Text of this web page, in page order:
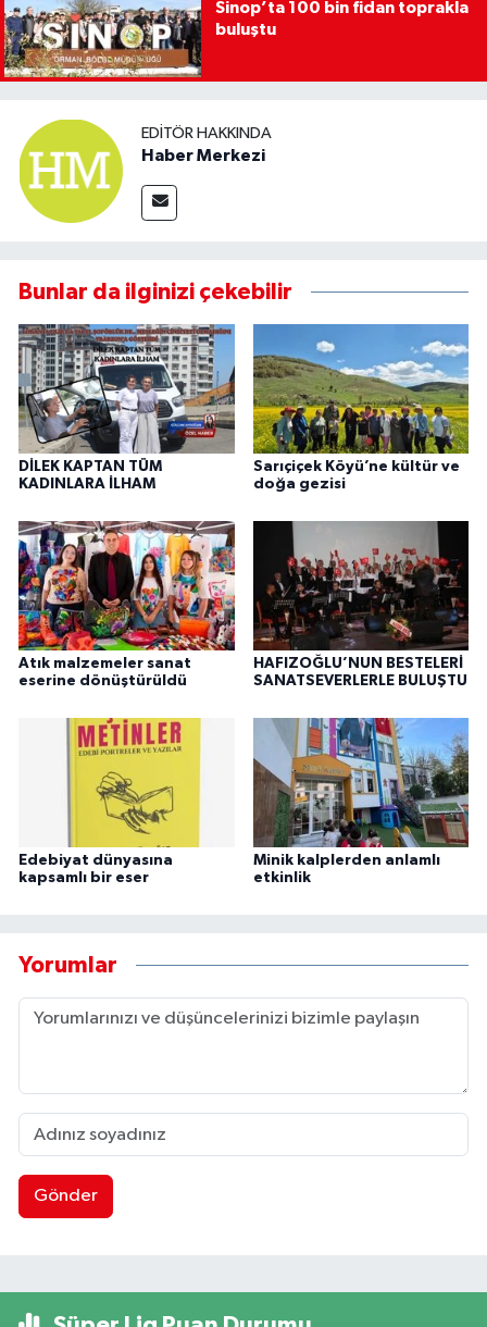
Sinop’ta 100 bin fidan toprakla
buluştu
EDITÖR HAKKINDA
Haber Merkezi
Bunlar da ilginizi çekebilir
DİLEK KAPTAN TÜM
KADINLARA İLHAM
Sarıçiçek Köyü’ne kültür ve
doğa gezisi
Atık malzemeler sanat
eserine dönüştürüldü
HAFIZOĞLU’NUN BESTELERİ
SANATSEVERLERLE BULUŞTU
Edebiyat dünyasına
kapsamlı bir eser
Minik kalplerden anlamlı
etkinlik
Yorumlar
Gönder